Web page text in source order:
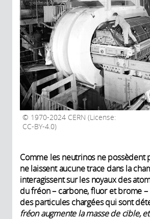
1970-2024 CERN (License:
CC-BY-4.0)
Comme les neutrinos ne possèdent
ne laissent aucune trace dans la
interagissent sur les noyaux des
du fréon – carbone, fluor et brome
des particules chargées qui sont
fréon augmente la masse de cible,